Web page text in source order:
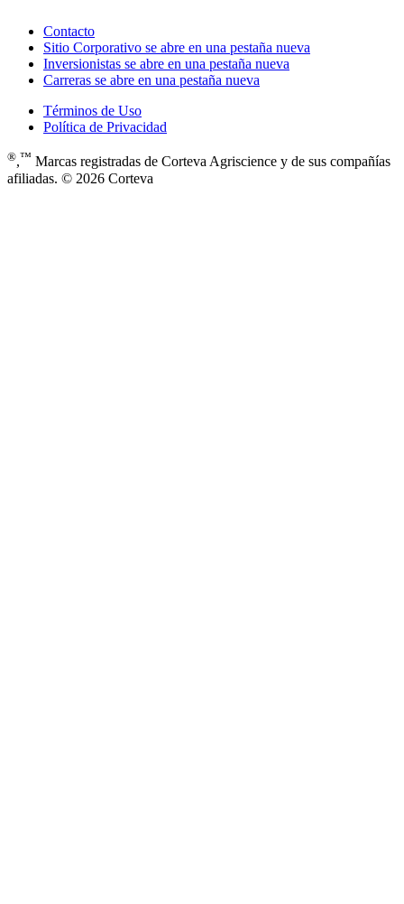
Contacto
Sitio Corporativo se abre en una pestaña nueva
Inversionistas se abre en una pestaña nueva
Carreras se abre en una pestaña nueva
Términos de Uso
Política de Privacidad
®,™ Marcas registradas de Corteva Agriscience y de sus compañías
afiliadas. © 2026 Corteva